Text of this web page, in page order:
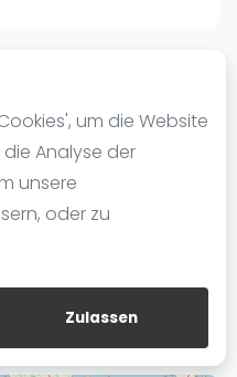
um die Website
Analyse der
unsere
oder zu
Zulassen
| Kaltenkirchen